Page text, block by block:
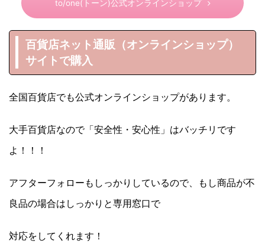
to/one(トーン)公式オンラインショップ
百貨店ネット通販（オンラインショップ）
サイトで購入
全国百貨店でも公式オンラインショップがあります。
大手百貨店なので「安全性・安心性」はバッチリです
よ！！！
アフターフォローもしっかりしているので、もし商品が不
良品の場合はしっかりと専用窓口で
対応をしてくれます！